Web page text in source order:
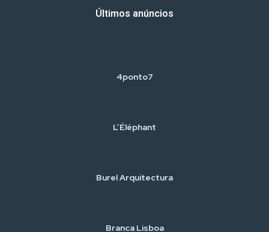
Últimos anúncios
4ponto7
L’Éléphant
Burel Arquitectura
Branca Lisboa